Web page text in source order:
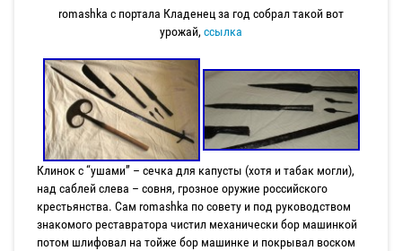
romashka с портала Кладенец за год собрал такой вот
урожай, ссылка
Клинок с “ушами” – сечка для капусты (хотя и табак могли),
над саблей слева – совня, грозное оружие российского
крестьянства. Сам romashka по совету и под руководством
знакомого реставратора чистил механически бор машинкой
потом шлифовал на тойже бор машинке и покрывал воском